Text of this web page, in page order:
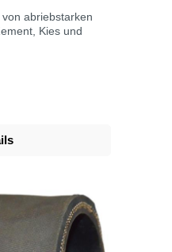
abriebstarken
Kies und